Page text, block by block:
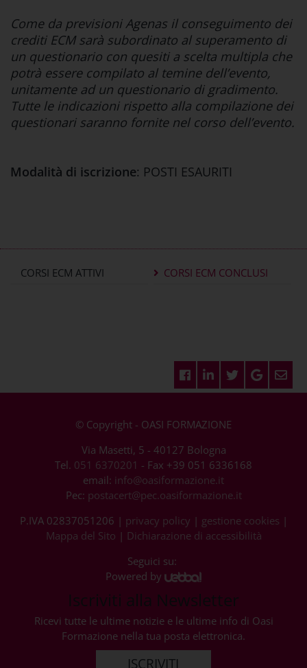
Come da previsioni Agenas il conseguimento dei
crediti ECM sarà subordinato al superamento di
un questionario con quesiti a scelta multipla che
potrà essere compilato al temine dell’evento,
unitamente ad un questionario di gradimento.
Tutte le indicazioni rispetto alla compilazione dei
questionari saranno fornite nel corso dell’evento.
Modalità di iscrizione: POSTI ESAURITI
CORSI ECM ATTIVI CORSI ECM CONCLUSI
© Copyright - OASI FORMAZIONE
Via Masetti, 5 - 40127 Bologna
Tel. 051 6370201 - Fax +39 051 6336168
email: info@oasiformazione.it
Pec: postacert@pec.oasiformazione.it
P.IVA 02837051206 | privacy policy | gestione cookies |
Mappa del Sito | Dichiarazione di accessibilità
Seguici su:
Powered by
Iscriviti alla Newsletter
Ricevi tutte le ultime notizie e le ultime info di Oasi
Formazione nella tua posta elettronica.
ISCRIVITI